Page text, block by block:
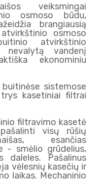
veiksmingai
osmoso būdu,
brangiausią
osmoso
atvirkštinio
vandenį
ekonominiu
sistemose
kasetiniai filtrai
filtravimo kasetė
visų rūšių
esančias
- smėlio grūdelius,
daleles. Pašalinus
vėlesnių kasečių ir
laikas. Mechaninio